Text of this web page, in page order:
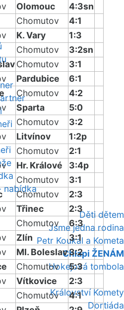
nabídka
Děti dětem
Jsme jedna rodina
Petr Koukal a Kometa
Chlapi ŽENÁM
Hokejová tombola
Království Komety
Dortiáda
Olomouc
4:3sn
Chomutov
4:1
K. Vary
1:3
Chomutov
3:2sn
Chomutov
3:1
Pardubice
6:1
Chomutov
4:2
Sparta
5:0
Chomutov
3:2
Litvínov
1:2p
Chomutov
2:1
Hr. Králové
3:4p
Chomutov
3:1
Chomutov
2:3
Třinec
2:3
Chomutov
6:3
Zlín
3:1
Ml. Boleslav3:2
Chomutov
5:3
Vítkovice
2:3
Chomutov
4:1